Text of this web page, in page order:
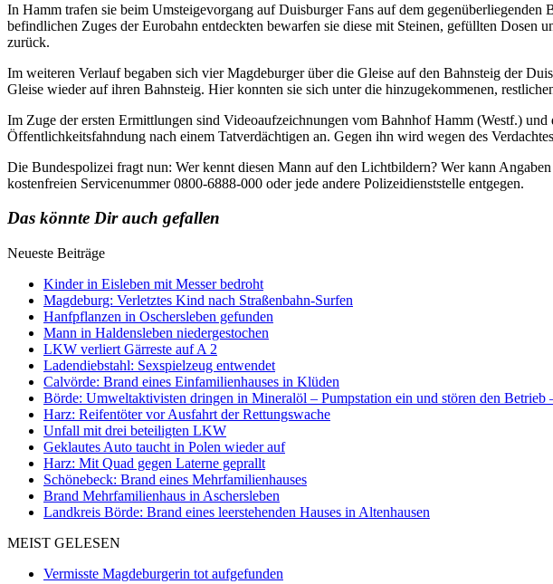
In Hamm trafen sie beim Umsteigevorgang auf Duisburger Fans auf dem
befindlichen Zuges der Eurobahn entdeckten bewarfen sie diese mit Steinen, gefüllten
zurück.
Im weiteren Verlauf begaben sich vier Magdeburger über die Gleise auf den Bahnsteig der
Gleise wieder auf ihren Bahnsteig. Hier konnten sie sich unter die hinzugekommenen,
Im Zuge der ersten Ermittlungen sind Videoaufzeichnungen vom Bahnhof Hamm (Westf.)
Öffentlichkeitsfahndung nach einem Tatverdächtigen an. Gegen ihn wird wegen des
Die Bundespolizei fragt nun: Wer kennt diesen Mann auf den Lichtbildern? Wer kann
kostenfreien Servicenummer 0800-6888-000 oder jede andere Polizeidienststelle entgegen.
Das könnte Dir auch gefallen
Neueste Beiträge
Kinder in Eisleben mit Messer bedroht
Magdeburg: Verletztes Kind nach Straßenbahn-Surfen
Hanfpflanzen in Oschersleben gefunden
Mann in Haldensleben niedergestochen
LKW verliert Gärreste auf A 2
Ladendiebstahl: Sexspielzeug entwendet
Calvörde: Brand eines Einfamilienhauses in Klüden
Börde: Umweltaktivisten dringen in Mineralöl – Pumpstation ein und stören den Betrieb
Harz: Reifentöter vor Ausfahrt der Rettungswache
Unfall mit drei beteiligten LKW
Geklautes Auto taucht in Polen wieder auf
Harz: Mit Quad gegen Laterne geprallt
Schönebeck: Brand eines Mehrfamilienhauses
Brand Mehrfamilienhaus in Aschersleben
Landkreis Börde: Brand eines leerstehenden Hauses in Altenhausen
MEIST GELESEN
Vermisste Magdeburgerin tot aufgefunden